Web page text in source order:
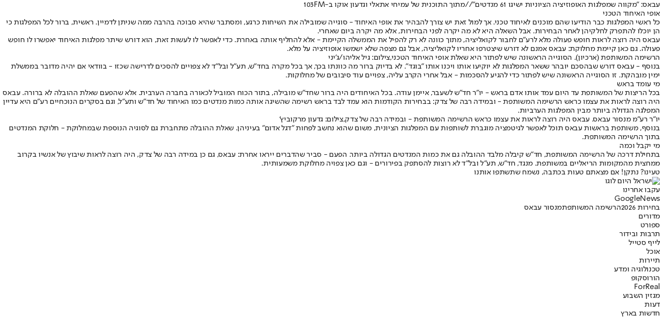
עבאס: "מקווה שמפלגות האופוזיציה הציוניות ישיגו 61 מנדטים"//מתוך התוכנית של עמיחי אתאלי וגדעון אוקו ב-103FM
אופי האיחוד הטכני
כל ראשי המפלגות כבר הודיעו שהם מוכנים לאיחוד טכני. אך למול זאת יש צורך להבהיר את אופי האיחוד - סוגייה שמובילה את השיחות כרגע, ומסתבר שהיא סבוכה בהרבה ממה שניתן לדמיין. ראשית, ברור לכל המפלגות כי
הן יוכלו להתפרק לחלקיהן לאחר הבחירות. אבל השאלה היא לא מה יקרה לפני הבחירות, אלא מה יקרה ביום שאחרי.
עבאס היה רוצה לראות חופש פעולה מלא לרע״ם לחבור לקואליציה, מתוך כוונה לא רק להפיל את הממשלה הקיימת - אלא להחליף אותה באחרת. כדי לאפשר לו לעשות זאת, הוא דורש שיתר מפלגות האיחוד יאפשרו לו חופש
פעולה. גם כאן קיימת מחלוקת: עבאס אמנם לא דורש שיצטרפו אחריו לקואליציה, אבל גם מצפה שלא ישמשו אופוזיציה על מלא.
הרשימה המשותפת (ארכיון). הסוגייה הראשונה שיש לפתור היא שאלת אופי האיחוד הטכני,צילום: גיל אליהו/ג'יני
בנוסף - עבאס דורש שבהסכם יובהר ששאר המפלגות לא יוקיעו אותו ויכנו אותו ״בוגד״. לא בדיוק ברור מה כוונתו בכך, אך בכל מקרה בחד״ש, תע״ל ובל״ד לא צפויים להסכים לדרישה שכזו - בוודאי אם יהיה מדובר בממשלת
ימין מובהקת. זו הסוגייה הראשונה שיש לפתור כדי להגיע להסכמות - אבל אחרי הקרב עליה, צפויים עוד סיבובים של מחלוקות.
מי עומד בראש
בכל הריצות של המשותפת עד היום עמד אותו אדם בראש - יו״ר חד״ש לשעבר, איימן עודה. בכל האיחודים היה ברור שחד״ש מובילה, בתור הכוח המוביל לכאורה בחברה הערבית. אלא שהפעם שאלת ההובלה לא ברורה. עבאס
היה רוצה לראות את עצמו כראש הרשימה המשותפת - ובמידה רבה של צדק: בבחירות הקודמות הוא עמד לבד בראש רשימה שהשיגה אותה כמות מנדטים כמו האיחוד של חד״ש ותע״ל, וגם בסקרים הנוכחיים רע״ם היא עדיין
המפלגה הגדולה ביותר מבין המפלגות הערביות.
יו"ר רע"מ מנסור עבאס. עבאס היה רוצה לראות את עצמו כראש הרשימה המשותפת - ובמידה רבה של צדק,צילום: גדעון מרקוביץ'
בנוסף, משותפת בראשות עבאס תוכל לאפשר לגיטמציה מוגברת לשותפות עם המפלגות הציונית, משום שהוא נחשב לפחות ״דגל אדום״ בעיניהן. שאלת ההובלה מתחברת גם לסוגיה הנוספת שבמחלוקת - חלוקת המנדטים
בתוך הרשימה המשותפת.
מי יקבל וכמה
בתחילת דרכה של הרשימה המשותפת, חד״ש קיבלה מלבד ההובלה גם את כמות המנדטים הגדולה ביותר. הפעם - סביר שהדברים ייראו אחרת: עבאס, גם כן במידה רבה של צדק, היה רוצה לראות שיבוץ של אנשיו בקרוב
ממחצית מהמקומות הריאליים במשותפת. מנגד, חד״ש, תע״ל ובל״ד לא רוצות להסתפק בפירורים - וגם כאן צפויה מחלוקת משמעותית.
טעינו? נתקן! אם מצאתם טעות בכתבה, נשמח שתשתפו אותנו
עקבו אחרינו
Googl eNews
בחירות 2026
הרשימה המשותפתמנסור עבאס
מדורים
ספורט
תרבות ובידור
לייף סטייל
אוכל
תיירות
טכנולוגיה ומדע
הורוסקופ
ForReal
מגזין השבוע
דעות
חדשות בארץ